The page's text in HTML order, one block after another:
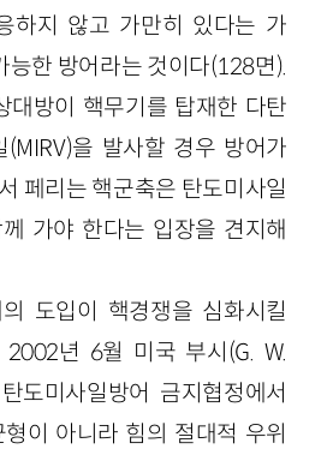
하지 않고 가만히 있다는 가
능한 방어라는 것이다(128면).
대방이 핵무기를 탑재한 다탄
(MIRV)을 발사할 경우 방어가
페리는 핵군축은 탄도미사일
가야 한다는 입장을 견지해
의 도입이 핵경쟁을 심화시킬
2002년 6월 미국 부시(G. W.
도미사일방어 금지협정에서
이 아니라 힘의 절대적 우위